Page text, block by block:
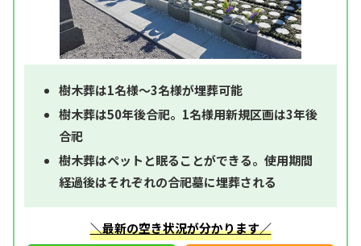
樹木葬は1名様～3名様が埋葬可能
樹木葬は50年後合祀。1名様用新規区画は3年後
合祀
樹木葬はペットと眠ることができる。使用期間
経過後はそれぞれの合祀墓に埋葬される
＼最新の空き状況が分かります／